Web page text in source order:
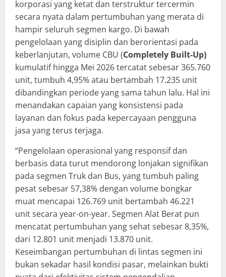
korporasi yang ketat dan terstruktur tercermin
secara nyata dalam pertumbuhan yang merata di
hampir seluruh segmen kargo. Di bawah
pengelolaan yang disiplin dan berorientasi pada
keberlanjutan, volume CBU (Completely Built-Up)
kumulatif hingga Mei 2026 tercatat sebesar 365.760
unit, tumbuh 4,95% atau bertambah 17.235 unit
dibandingkan periode yang sama tahun lalu. Hal ini
menandakan capaian yang konsistensi pada
layanan dan fokus pada kepercayaan pengguna
jasa yang terus terjaga.
“Pengelolaan operasional yang responsif dan
berbasis data turut mendorong lonjakan signifikan
pada segmen Truk dan Bus, yang tumbuh paling
pesat sebesar 57,38% dengan volume bongkar
muat mencapai 126.769 unit bertambah 46.221
unit secara year-on-year. Segmen Alat Berat pun
mencatat pertumbuhan yang sehat sebesar 8,35%,
dari 12.801 unit menjadi 13.870 unit.
Keseimbangan pertumbuhan di lintas segmen ini
bukan sekadar hasil kondisi pasar, melainkan bukti